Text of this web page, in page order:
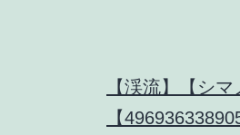
【渓流】【シ
【